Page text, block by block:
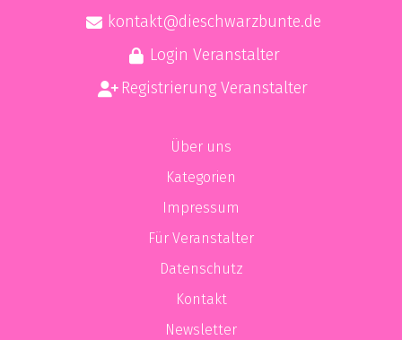
kontakt@dieschwarzbunte.de
Login Veranstalter
Registrierung Veranstalter
Über uns
Kategorien
Impressum
Für Veranstalter
Datenschutz
Kontakt
Newsletter